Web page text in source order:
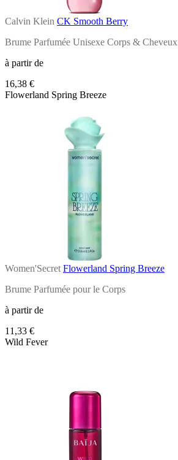
Calvin Klein CK Smooth Berry
Brume Parfumée Unisexe Corps & Cheveux
à partir de
16,38 €
Flowerland Spring Breeze
Women'Secret Flowerland Spring Breeze
Brume Parfumée pour le Corps
à partir de
11,33 €
Wild Fever